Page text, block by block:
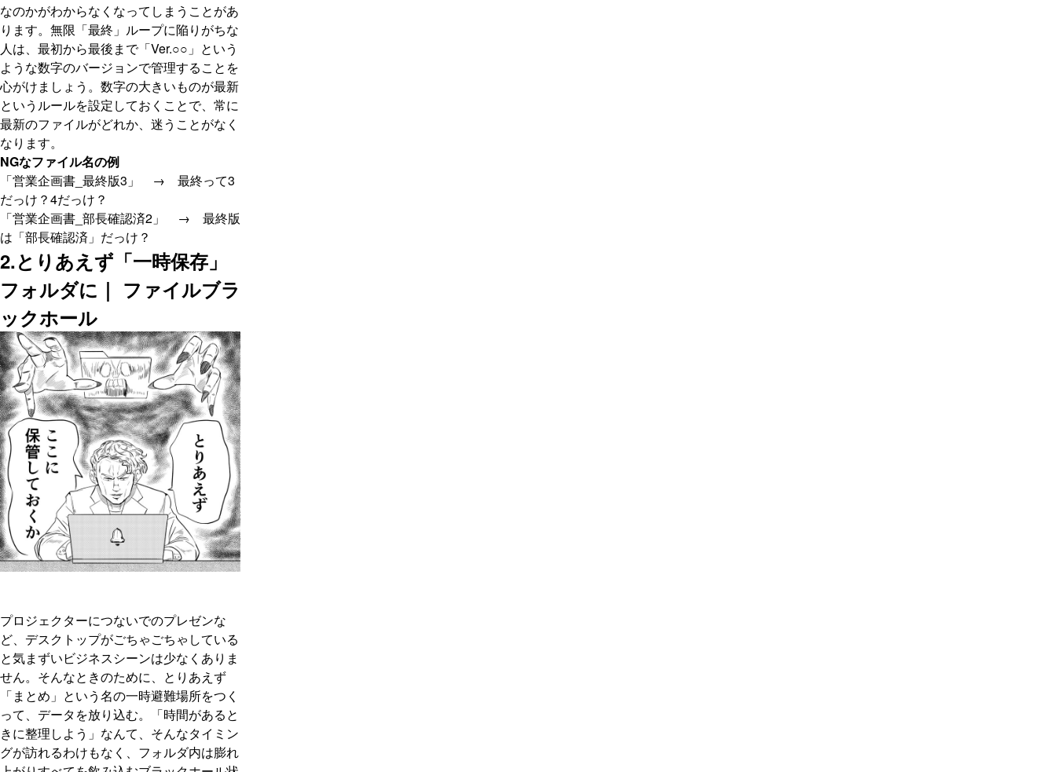
なのかがわからなくなってしまうことがあ
ります。無限「最終」ループに陥りがちな
人は、最初から最後まで「Ver.○○」という
ような数字のバージョンで管理することを
心がけましょう。数字の大きいものが最新
というルールを設定しておくことで、常に
最新のファイルがどれか、迷うことがなく
なります。
NGなファイル名の例
「営業企画書_最終版3」 → 最終って3
だっけ？4だっけ？
「営業企画書_部長確認済2」 → 最終版
は「部長確認済」だっけ？
2.とりあえず「一時保存」
フォルダに｜ ファイルブラ
ックホール
プロジェクターにつないでのプレゼンな
ど、デスクトップがごちゃごちゃしている
と気まずいビジネスシーンは少なくありま
せん。そんなときのために、とりあえず
「まとめ」という名の一時避難場所をつく
って、データを放り込む。「時間があると
きに整理しよう」なんて、そんなタイミン
グが訪れるわけもなく、フォルダ内は膨れ